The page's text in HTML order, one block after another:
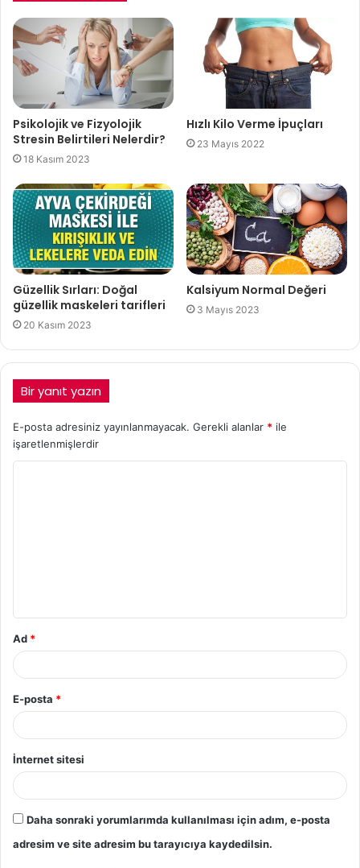
Psikolojik ve Fizyolojik
Stresin Belirtileri Nelerdir?
18 Kasım 2023
Hızlı Kilo Verme İpuçları
23 Mayıs 2022
Güzellik Sırları: Doğal
güzellik maskeleri tarifleri
20 Kasım 2023
Kalsiyum Normal Değeri
3 Mayıs 2023
Bir yanıt yazın
E-posta adresiniz yayınlanmayacak. Gerekli alanlar * ile
işaretlenmişlerdir
Ad *
E-posta *
İnternet sitesi
Daha sonraki yorumlarımda kullanılması için adım, e-posta
adresim ve site adresim bu tarayıcıya kaydedilsin.